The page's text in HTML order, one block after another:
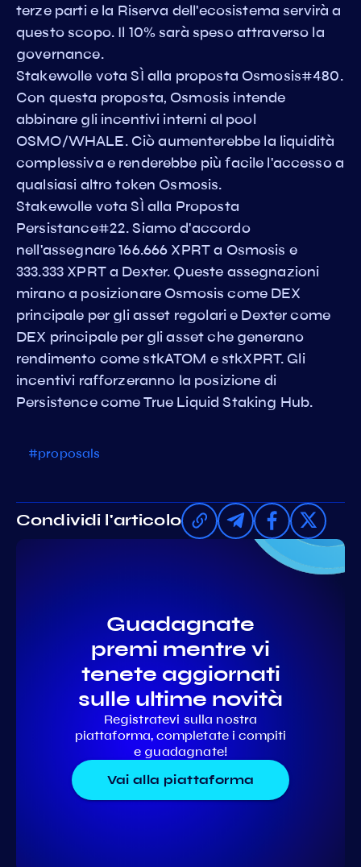
terze parti e la Riserva dell'ecosistema servirà a
questo scopo. Il 10% sarà speso attraverso la
governance.
Stakewolle vota SÌ alla proposta Osmosis#480.
Con questa proposta, Osmosis intende
abbinare gli incentivi interni al pool
OSMO/WHALE. Ciò aumenterebbe la liquidità
complessiva e renderebbe più facile l'accesso a
qualsiasi altro token Osmosis.
Stakewolle vota SÌ alla Proposta
Persistance#22. Siamo d'accordo
nell'assegnare 166.666 XPRT a Osmosis e
333.333 XPRT a Dexter. Queste assegnazioni
mirano a posizionare Osmosis come DEX
principale per gli asset regolari e Dexter come
DEX principale per gli asset che generano
rendimento come stkATOM e stkXPRT. Gli
incentivi rafforzeranno la posizione di
Persistence come True Liquid Staking Hub.
#proposals
Condividi l'articolo
Guadagnate
premi mentre vi
tenete aggiornati
sulle ultime novità
Registratevi sulla nostra
piattaforma, completate i compiti
e guadagnate!
Vai alla piattaforma